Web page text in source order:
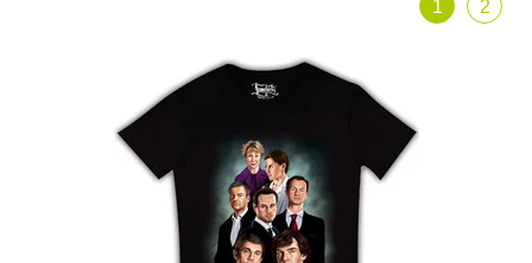
Отправка по Украине каждый
день
ПОЛНАЯ ВЕРСИЯ САЙТА
1 2